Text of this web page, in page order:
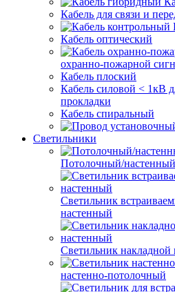
Кабель для связи и
Кабель оптический
охранно-пожарной
Кабель плоский
Кабель силовой < 1кВ
прокладки
Кабель спиральный
Светильники
Потолочный/
Светильник
настенный
Светильник
настенно-потолочный